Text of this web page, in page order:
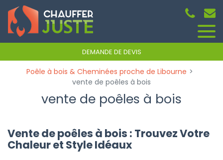
DEMANDE DE DEVIS
Poêle à bois & Cheminées proche de Libourne
vente de poêles à bois
vente de poêles à bois
Vente de poêles à bois : Trouvez Votre
Chaleur et Style Idéaux
Panneau de gestion des cookies